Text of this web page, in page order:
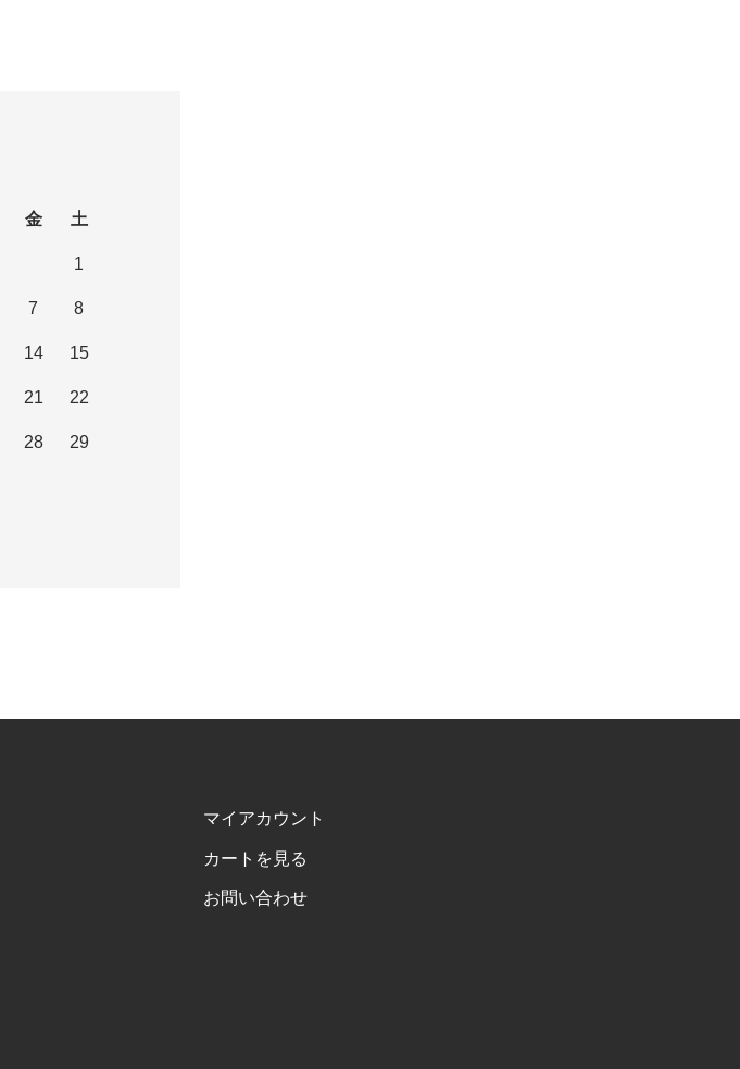
金 土
1
7 8
14 15
21 22
28 29
マイアカウント
カートを見る
お問い合わせ